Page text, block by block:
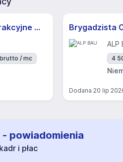
Operator żurawia | Atrakcyjne Warunki
/ mc
Brygadzista
ALP
4
Dodana 20 lip
powiadomienia
i płac